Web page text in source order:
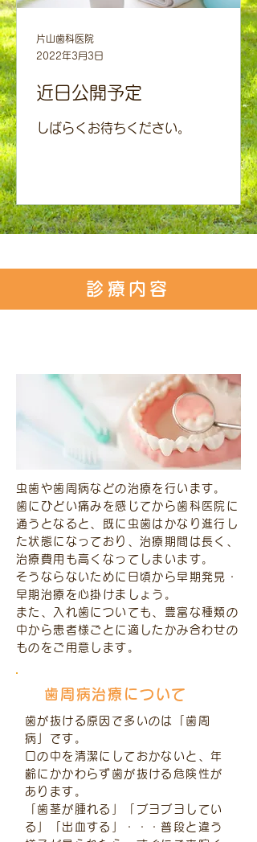
近日公開予定
しばらくお待ちください。
片山歯科医院
2022年3月3日
診療内容
虫歯や歯周病などの治療を行います。
歯にひどい痛みを感じてから歯科医院に
通うとなると、既に虫歯はかなり進行し
た状態になっており、治療期間は長く、
治療費用も高くなってしまいます。
そうならないために日頃から早期発見・
早期治療を心掛けましょう。
また、入れ歯についても、豊富な種類の
中から患者様ごとに適したかみ合わせの
ものをご用意します。
歯周病治療について
歯が抜ける原因で多いのは「歯周
病」です。
口の中を清潔にしておかないと、年
齢にかかわらず歯が抜ける危険性が
あります。
「歯茎が腫れる」「ブヨブヨしてい
る」「出血する」・・・普段と違う